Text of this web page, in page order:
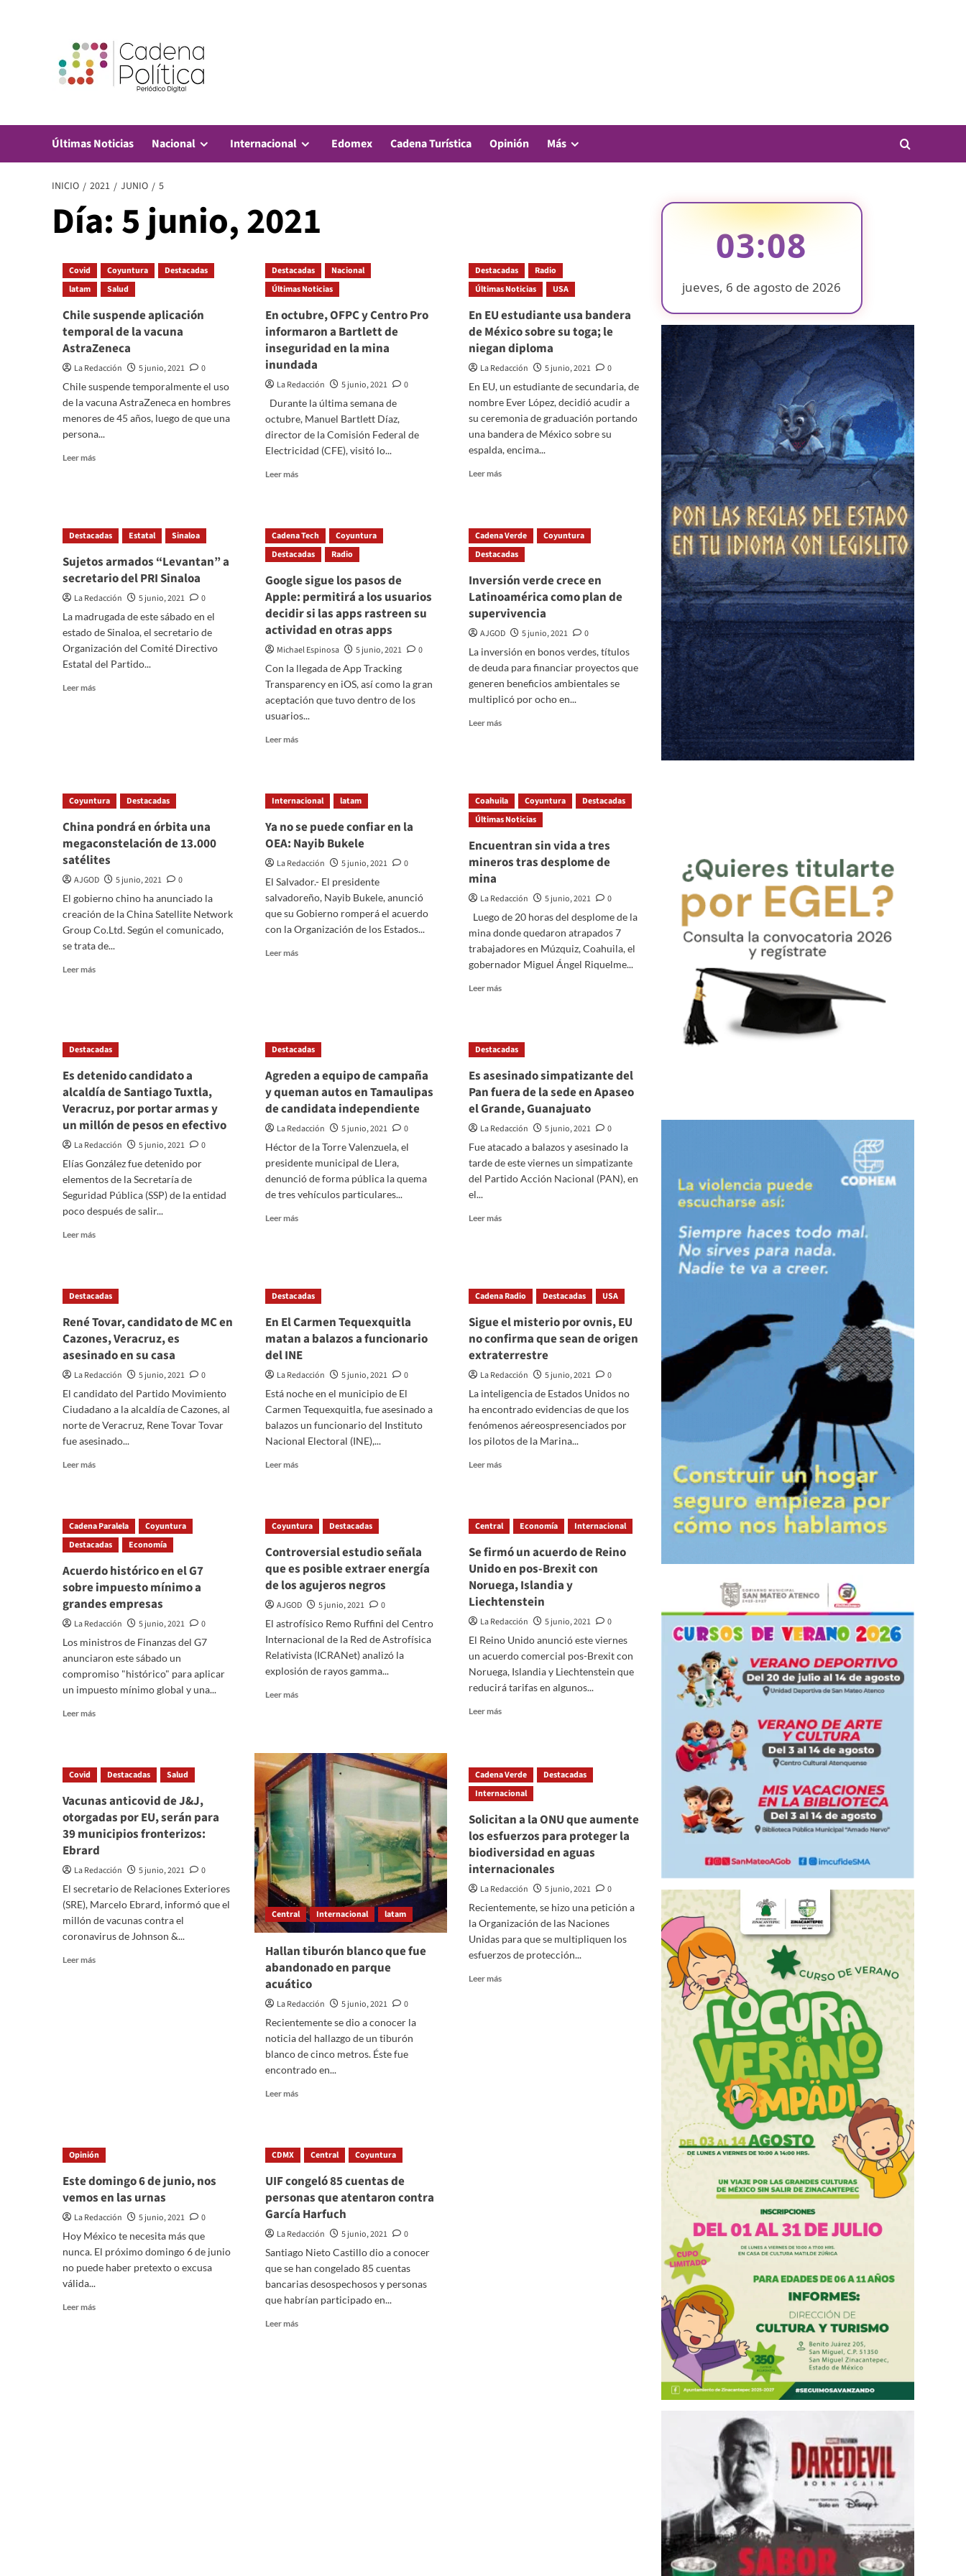
Últimas Noticias Nacional Internacional Edomex Cadena Turística Opinión Más
INICIO 2021 JUNIO 5
Día:5 junio, 2021
Covid Coyuntura
Destacadas
latam
Salud
Chile suspende aplicación
temporal de la vacuna
AstraZeneca
La Redacción 5 junio, 2021
0
Chile suspende temporalmente el uso
de la vacuna AstraZeneca en hombres
menores de 45 años, luego de que una
persona...
Leer másRead
temporal
la
vacuna
AstraZeneca
Destacadas
Nacional
Últimas Noticias
En octubre, OFPC y Centro Pro
informaron a Bartlett de
inseguridad en la mina
inundada
La Redacción 5 junio, 2021
0
Durante la última semana de
octubre, Manuel Bartlett Díaz,
director de la Comisión Federal de
Electricidad (CFE), visitó lo...
Leer másRead
octubre,
OFPC
y
Pro
informaron
a
de
inseguridad
en
mina
inundada
Destacadas
Radio
Últimas Noticias
USA
En EU estudiante usa bandera
de México sobre su toga; le
niegan diploma
La Redacción 5 junio, 2021
0
En EU, un estudiante de secundaria, de
nombre Ever López, decidió acudir a
su ceremonia de graduación portando
una bandera de México sobre su
espalda, encima...
Leer másRead
EU
estudiante
usa
de
México
sobre
toga;
le
niegan
diploma
Destacadas Estatal Sinaloa
Sujetos armados “Levantan” a
secretario del PRI Sinaloa
La Redacción 5 junio, 2021
0
La madrugada de este sábado en el
estado de Sinaloa, el secretario de
Organización del Comité Directivo
Estatal del Partido...
Leer másRead
del
PRI
Sinaloa
Cadena Tech
Coyuntura
Destacadas
Radio
Google sigue los pasos de
Apple: permitirá a los usuarios
decidir si las apps rastreen su
actividad en otras apps
Michael Espinosa 5 junio, 2021
0
Con la llegada de App Tracking
Transparency en iOS, así como la gran
aceptación que tuvo dentro de los
usuarios...
Leer másRead
sigue
los
de
Apple:
permitirá
los
usuarios
decidir
si
apps
Cadena Verde
Coyuntura
Destacadas
Inversión verde crece en
Latinoamérica como plan de
supervivencia
AJGOD 5 junio, 2021
0
La inversión en bonos verdes, títulos
de deuda para financiar proyectos que
generen beneficios ambientales se
multiplicó por ocho en...
Leer másRead
en
Latinoamérica
como
plan
de
Coyuntura Destacadas
China pondrá en órbita una
megaconstelación de 13.000
satélites
AJGOD 5 junio, 2021
0
El gobierno chino ha anunciado la
creación de la China Satellite Network
Group Co.Ltd. Según el comunicado,
se trata de...
Leer másRead
órbita
megaconstelación
de
13.000
satélites
Internacional latam
Ya no se puede confiar en la
OEA: Nayib Bukele
La Redacción 5 junio, 2021
0
El Salvador.- El presidente
salvadoreño, Nayib Bukele, anunció
que su Gobierno romperá el acuerdo
con la Organización de los Estados...
Leer másRead
confiar
en
la
OEA:
Nayib
Bukele
Coahuila Coyuntura
Destacadas
Últimas Noticias
Encuentran sin vida a tres
mineros tras desplome de
mina
La Redacción 5 junio, 2021
0
Luego de 20 horas del desplome de la
mina donde quedaron atrapados 7
trabajadores en Múzquiz, Coahuila, el
gobernador Miguel Ángel Riquelme...
Leer másRead
sin
vida
tres
mineros
tras
desplome
mina
Destacadas
Es detenido candidato a
alcaldía de Santiago Tuxtla,
Veracruz, por portar armas y
un millón de pesos en efectivo
La Redacción 5 junio, 2021
0
Elías González fue detenido por
elementos de la Secretaría de
Seguridad Pública (SSP) de la entidad
poco después de salir...
Leer másRead
detenido
candidato
alcaldía
de
Santiago
Tuxtla,
por
portar
armas
y
millón
efectivo
Destacadas
Agreden a equipo de campaña
y queman autos en Tamaulipas
de candidata independiente
La Redacción 5 junio, 2021
0
Héctor de la Torre Valenzuela, el
presidente municipal de Llera,
denunció de forma pública la quema
de tres vehículos particulares...
Leer másRead
de
y
queman
autos
Tamaulipas
de
candidata
independiente
Destacadas
Es asesinado simpatizante del
Pan fuera de la sede en Apaseo
el Grande, Guanajuato
La Redacción 5 junio, 2021
0
Fue atacado a balazos y asesinado la
tarde de este viernes un simpatizante
del Partido Acción Nacional (PAN), en
el...
Leer másRead
del
fuera
de
la
en
Apaseo
el
Grande,
Destacadas
René Tovar, candidato de MC en
Cazones, Veracruz, es
asesinado en su casa
La Redacción 5 junio, 2021
0
El candidato del Partido Movimiento
Ciudadano a la alcaldía de Cazones, al
norte de Veracruz, Rene Tovar Tovar
fue asesinado...
Leer másRead
Tovar,
candidato
de
en
Cazones,
Veracruz,
asesinado
en
Destacadas
En El Carmen Tequexquitla
matan a balazos a funcionario
del INE
La Redacción 5 junio, 2021
0
Está noche en el municipio de El
Carmen Tequexquitla, fue asesinado a
balazos un funcionario del Instituto
Nacional Electoral (INE),...
Leer másRead
El
Carmen
Tequexquitla
matan
a
balazos
funcionario
del
INE
Cadena Radio Destacadas USA
Sigue el misterio por ovnis, EU
no confirma que sean de origen
extraterrestre
La Redacción 5 junio, 2021
0
La inteligencia de Estados Unidos no
ha encontrado evidencias de que los
fenómenos aéreospresenciados por
los pilotos de la Marina...
Leer másRead
el
misterio
por
ovnis,
EU
no
confirma
sean
de
origen
extraterrestre
Cadena Paralela
Coyuntura
Destacadas
Economía
Acuerdo histórico en el G7
sobre impuesto mínimo a
grandes empresas
La Redacción 5 junio, 2021
0
Los ministros de Finanzas del G7
anunciaron este sábado un
compromiso "histórico" para aplicar
un impuesto mínimo global y una...
Leer másRead
histórico
G7
sobre
impuesto
mínimo
grandes
empresas
Coyuntura Destacadas
Controversial estudio señala
que es posible extraer energía
de los agujeros negros
AJGOD 5 junio, 2021
0
El astrofísico Remo Ruffini del Centro
Internacional de la Red de Astrofísica
Relativista (ICRANet) analizó la
explosión de rayos gamma...
Leer másRead
señala
que
posible
extraer
energía
agujeros
negros
Central Economía Internacional
Se firmó un acuerdo de Reino
Unido en pos-Brexit con
Noruega, Islandia y
Liechtenstein
La Redacción 5 junio, 2021
0
El Reino Unido anunció este viernes
un acuerdo comercial pos-Brexit con
Noruega, Islandia y Liechtenstein que
reducirá tarifas en algunos...
Leer másRead
un
acuerdo
de
Reino
Unido
pos-
Brexit
con
Islandia
y
Liechtenstein
Covid Destacadas Salud
Vacunas anticovid de J&J,
otorgadas por EU, serán para
39 municipios fronterizos:
Ebrard
La Redacción 5 junio, 2021
0
El secretario de Relaciones Exteriores
(SRE), Marcelo Ebrard, informó que el
millón de vacunas contra el
coronavirus de Johnson &...
Leer másRead
fronterizos:
Ebrard
Central Internacional latam
Hallan tiburón blanco que fue
abandonado en parque
acuático
La Redacción 5 junio, 2021
0
Recientemente se dio a conocer la
noticia del hallazgo de un tiburón
blanco de cinco metros. Éste fue
encontrado en...
Leer másRead
tiburón
blanco
fue
abandonado
en
parque
Cadena Verde
Destacadas
Internacional
Solicitan a la ONU que aumente
los esfuerzos para proteger la
biodiversidad en aguas
internacionales
La Redacción 5 junio, 2021
0
Recientemente, se hizo una petición a
la Organización de las Naciones
Unidas para que se multipliquen los
esfuerzos de protección...
Leer másRead
Opinión
Este domingo 6 de junio, nos
vemos en las urnas
La Redacción 5 junio, 2021
0
Hoy México te necesita más que
nunca. El próximo domingo 6 de junio
no puede haber pretexto o excusa
válida...
Leer másRead
CDMX Central Coyuntura
UIF congeló 85 cuentas de
personas que atentaron contra
García Harfuch
La Redacción 5 junio, 2021
0
Santiago Nieto Castillo dio a conocer
que se han congelado 85 cuentas
bancarias desospechosos y personas
que habrían participado en...
Leer másRead
03:08
jueves, 6 de agosto de 2026
❄
❄
❄
❄
❄ ❄
❄
❄
❄